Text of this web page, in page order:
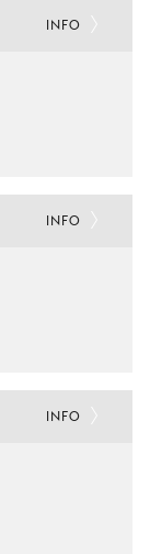
INFO
INFO
INFO